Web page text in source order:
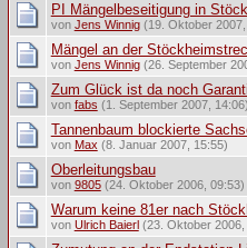
PI Mängelbeseitigung in
von Jens Winnig(19. Oktober 2007,
Mängel an der
von Jens Winnig(26. September
Zum Glück ist da noch
von fabs (1. September 2007, 14:06)
Tannenbaum blockierte
von Max(8. Januar 2007, 15:55)
Oberleitungsbau
von 9805(24. Oktober 2006, 09:53)
Warum keine 81er nach
von Ulrich Baierl (23. Oktober 2006,